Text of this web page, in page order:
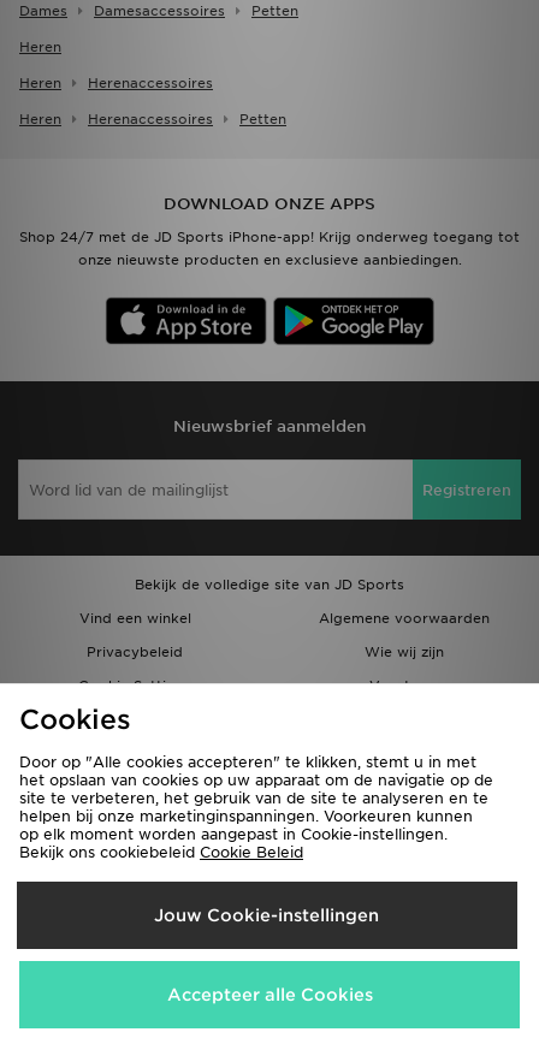
Dames Damesaccessoires Petten
Heren
Heren Herenaccessoires
Heren Herenaccessoires Petten
DOWNLOAD ONZE APPS
Shop 24/7 met de JD Sports iPhone-app! Krijg onderweg toegang tot
onze nieuwste producten en exclusieve aanbiedingen.
Nieuwsbrief aanmelden
Registreren
Bekijk de volledige site van JD Sports
Vind een winkel
Algemene voorwaarden
Privacybeleid
Wie wij zijn
Cookie Settings
Vacatures
Bestellingen en Levering
Verzenden Naar
België
Wij accepteren de volgende betaalmethoden
Cookies
Door op "Alle cookies accepteren" te klikken, stemt u in met
het opslaan van cookies op uw apparaat om de navigatie op de
site te verbeteren, het gebruik van de site te analyseren en te
helpen bij onze marketinginspanningen. Voorkeuren kunnen
op elk moment worden aangepast in Cookie-instellingen.
Bekijk ons cookiebeleid Cookie Beleid
Jouw Cookie-instellingen
Accepteer alle Cookies